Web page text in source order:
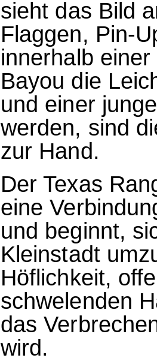
sieht das Bild
Flaggen, Pin-
innerhalb
Bayou die
und einer
werden, sind
zur Hand.
Der Texas
eine
und beginnt,
Kleinstadt
Höflichkeit,
schwelenden
das
wird.